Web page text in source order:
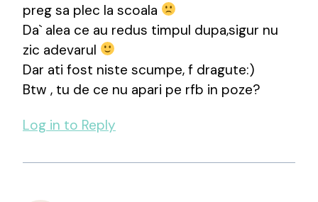
preg sa plec la scoala
Da` alea ce au redus timpul dupa,sigur nu
zic adevarul
Dar ati fost niste scumpe, f dragute:)
Btw , tu de ce nu apari pe rfb in poze?
Log in to Reply